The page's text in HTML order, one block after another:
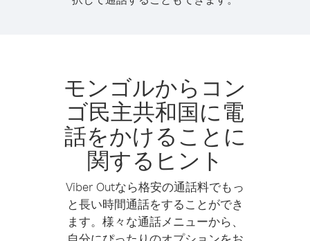
モンゴルからコン
ゴ民主共和国に電
話をかけることに
関するヒント
Viber Outなら格安の通話料でもっ
と長い時間通話をすることができ
ます。様々な通話メニューから、